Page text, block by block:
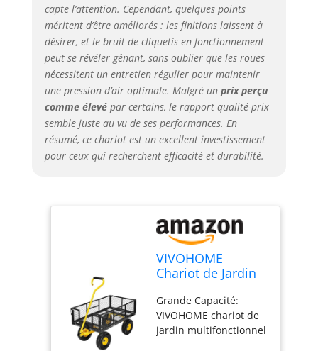
meilleur qu'une
brouette délicate sur
un terrain accidenté et
vallonné Pneus
Antibruit: La capacité
de charge, l'absorption
des chocs et la
réduction du bruit du
chariot sont toutes
déterminées par les
roues. Les pneus
chocs et une réduction
du bruit. Par rapport
aux petites roues, les
grandes roues
peuvent s'adapter à
de route et présentent
de bons avantages en
termes de capacité de
capte l’attention. Cependant, quelques points
méritent d’être améliorés : les finitions laissent à
désirer, et le bruit de cliquetis en fonctionnement
peut se révéler gênant, sans oublier que les roues
nécessitent un entretien régulier pour maintenir
une pression d’air optimale. Malgré un prix perçu
comme élevépar certains, le rapport qualité-prix
semble juste au vu de ses performances. En
résumé, ce chariot est un excellent investissement
pour ceux qui recherchent efficacité et durabilité.
VIVOHOME
Chariot de Jardin
Capacité 400kg
Utilitaire Robuste
Grande Capacité:
VIVOHOME chariot de
jardin multifonctionnel